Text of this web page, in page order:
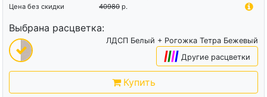
Цена без скидки 40980 р.
Выбрана расцветка:
ЛДСП Белый + Рогожка Тетра Бежевый
|||| Другие расцветки
Купить